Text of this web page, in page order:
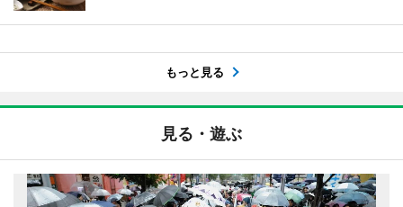
もっと見る
見る・遊ぶ